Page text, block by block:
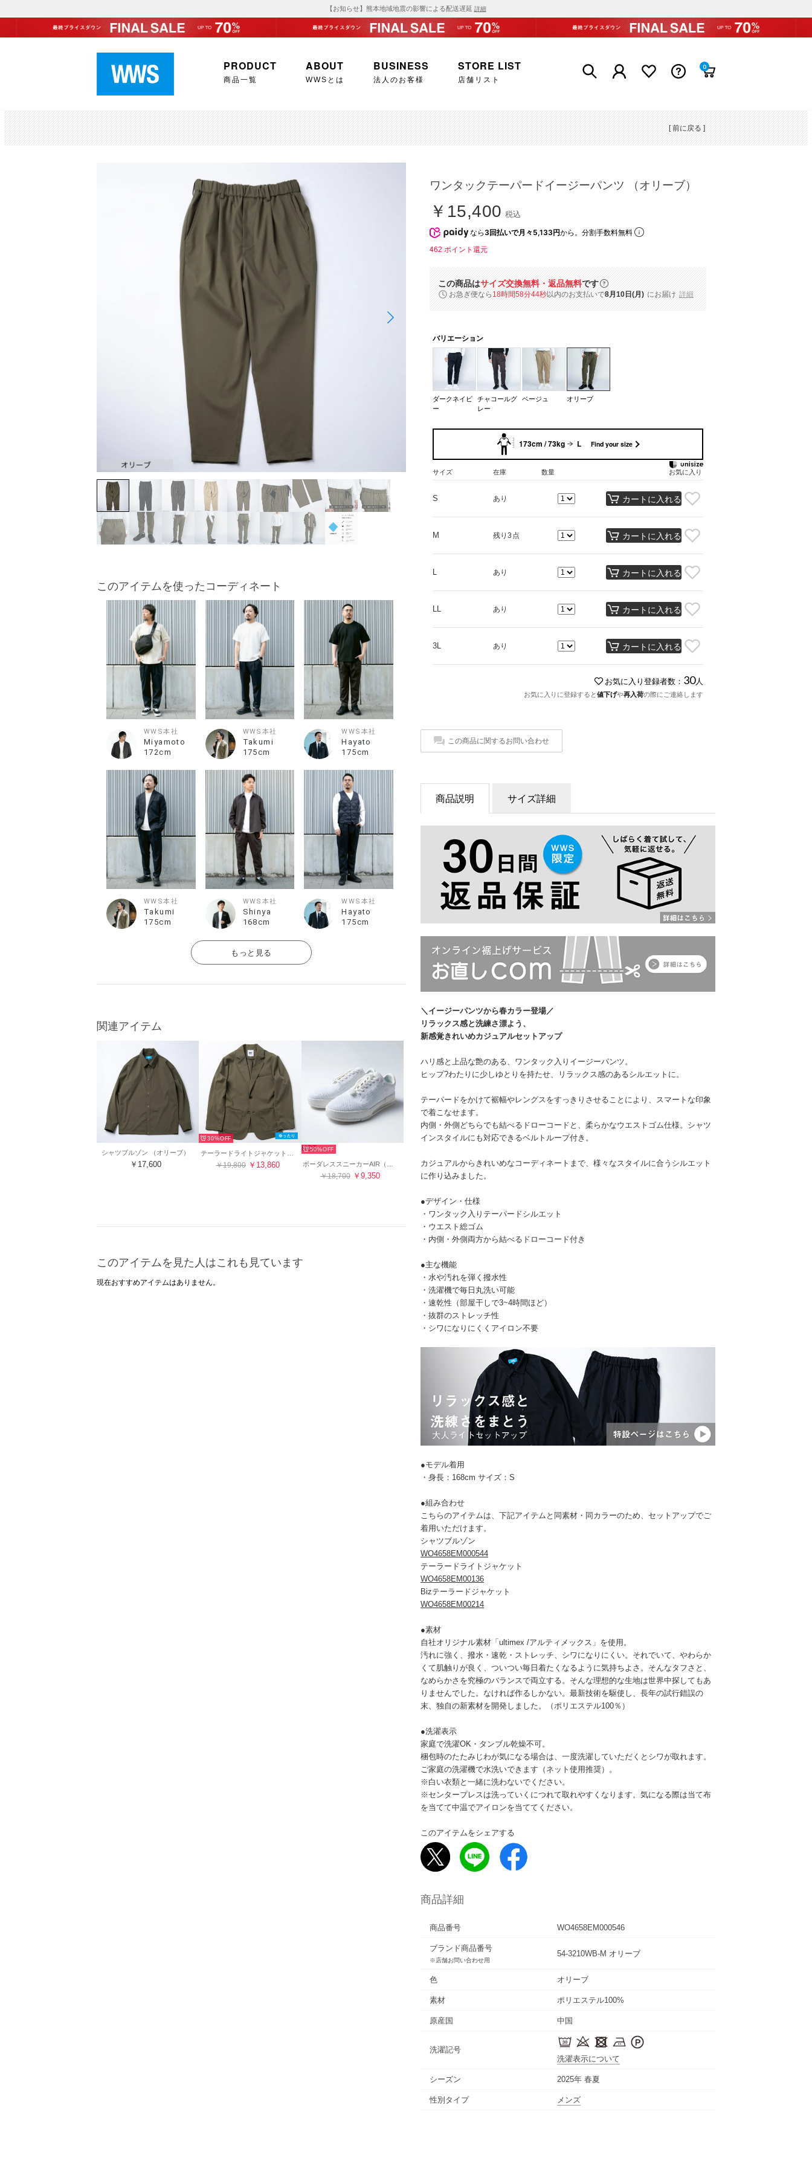
【お知らせ】熊本地域地震の影響による配送遅延 詳細
PRODUCT
商品一覧
ABOUT
WWSとは
BUSINESS
法人のお客様
STORE LIST
店舗リスト
0
[ 前に戻る ]
このアイテムを使ったコーディネート
WWS本社
Miyamoto
172cm
WWS本社
Takumi
175cm
WWS本社
Hayato
175cm
WWS本社
Takumi
175cm
WWS本社
Shinya
168cm
WWS本社
Hayato
175cm
もっと見る
関連アイテム
シャツブルゾン （オリーブ）
￥17,600
30%
￥19,800 ￥13,860
HOT50%
￥18,700 ￥9,350
このアイテムを見た人はこれも見ています
現在おすすめアイテムはありません。
ワンタックテーパードイージーパンツ （オリーブ）
￥15,400 税込
なら 3回払いで月々5,133円から。分割手数料無料
462 ポイント還元
この商品はサイズ交換無料・返品無料です
お急ぎ便なら 18時間58分43秒以内のお支払いで8月10日(月) にお届け 詳細
バリエーション
ダークネイビ
ー
チャコールグ
レー
ベージュ オリーブ
173cm / 73kg L Find your size
サイズ 在庫 数量 お気に入り
S あり カートに入れる
M 残り3点 カートに入れる
L あり カートに入れる
LL あり カートに入れる
3L あり カートに入れる
お気に入り登録者数： 30人
お気に入りに登録すると値下げや再入荷の際にご連絡します
この商品に関するお問い合わせ
商品説明 サイズ詳細
＼イージーパンツから春カラー登場／
リラックス感と洗練さ漂よう、
新感覚きれいめカジュアルセットアップ
ハリ感と上品な艶のある、ワンタック入りイージーパンツ。
ヒップ?わたりに少しゆとりを持たせ、リラックス感のあるシルエットに。
テーパードをかけて裾幅やレングスをすっきりさせることにより、スマートな印象
で着こなせます。
内側・外側どちらでも結べるドローコードと、柔らかなウエストゴム仕様。シャツ
インスタイルにも対応できるベルトループ付き。
カジュアルからきれいめなコーディネートまで、様々なスタイルに合うシルエット
に作り込みました。
●デザイン・仕様
・ワンタック入りテーパードシルエット
・ウエスト総ゴム
・内側・外側両方から結べるドローコード付き
●主な機能
・水や汚れを弾く撥水性
・洗濯機で毎日丸洗い可能
・速乾性（部屋干しで3~4時間ほど）
・抜群のストレッチ性
・シワになりにくくアイロン不要
●モデル着用
・身長：168cm サイズ：S
●組み合わせ
こちらのアイテムは、下記アイテムと同素材・同カラーのため、セットアップでご
着用いただけます。
シャツブルゾン
WO4658EM000544
テーラードライトジャケット
WO4658EM00136
Bizテーラードジャケット
WO4658EM00214
●素材
自社オリジナル素材「ultimex /アルティメックス」を使用。
汚れに強く、撥水・速乾・ストレッチ、シワになりにくい。それでいて、やわらか
くて肌触りが良く、ついつい毎日着たくなるように気持ちよさ。そんなタフさと、
なめらかさを究極のバランスで両立する。そんな理想的な生地は世界中探してもあ
りませんでした。なければ作るしかない。最新技術を駆使し、長年の試行錯誤の
末、独自の新素材を開発しました。（ポリエステル100％）
●洗濯表示
家庭で洗濯OK・タンブル乾燥不可。
梱包時のたたみじわが気になる場合は、一度洗濯していただくとシワが取れます。
ご家庭の洗濯機で水洗いできます（ネット使用推奨）。
※白い衣類と一緒に洗わないでください。
※センタープレスは洗っていくにつれて取れやすくなります。気になる際は当て布
を当てて中温でアイロンを当ててください。
このアイテムをシェアする
商品詳細
商品番号 WO4658EM000546
ブランド商品番号
※店舗お問い合わせ用
54-3210WB-M オリーブ
色 オリーブ
素材 ポリエステル100%
原産国 中国
洗濯記号
洗濯表示について
シーズン 2025年 春夏
性別タイプ メンズ